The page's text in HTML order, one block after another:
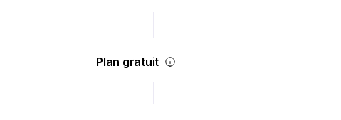
Plan gratuit